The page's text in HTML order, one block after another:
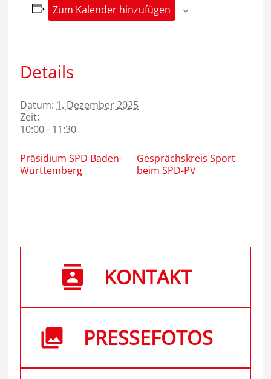
Zum Kalender hinzufügen
Details
Datum: 1. Dezember 2025
Zeit:
10:00 - 11:30
Präsidium SPD Baden-
Württemberg
Gesprächskreis Sport
beim SPD-PV
KONTAKT
PRESSEFOTOS